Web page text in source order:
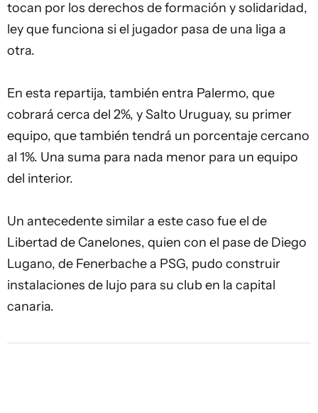
tocan por los derechos de formación y solidaridad,
ley que funciona si el jugador pasa de una liga a
otra.
En esta repartija, también entra Palermo, que
cobrará cerca del 2%, y Salto Uruguay, su primer
equipo, que también tendrá un porcentaje cercano
al 1%. Una suma para nada menor para un equipo
del interior.
Un antecedente similar a este caso fue el de
Libertad de Canelones, quien con el pase de Diego
Lugano, de Fenerbache a PSG, pudo construir
instalaciones de lujo para su club en la capital
canaria.